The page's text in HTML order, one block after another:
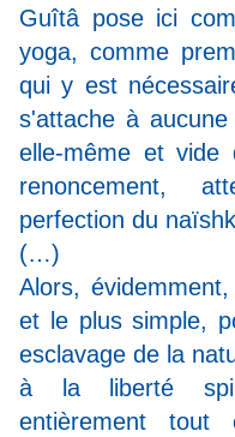
Guîtâ pose ici
yoga, comme
qui y est
s'attache à
elle-même et vide
renoncement,
perfection du
(…)
Alors,
et le plus simple,
esclavage de la
à la liberté
entièrement